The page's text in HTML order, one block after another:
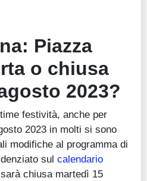
Piazza
o chiusa
2023?
festività, anche per
2023 in molti si sono
modifiche al programma di
sul calendario
chiusa martedì 15